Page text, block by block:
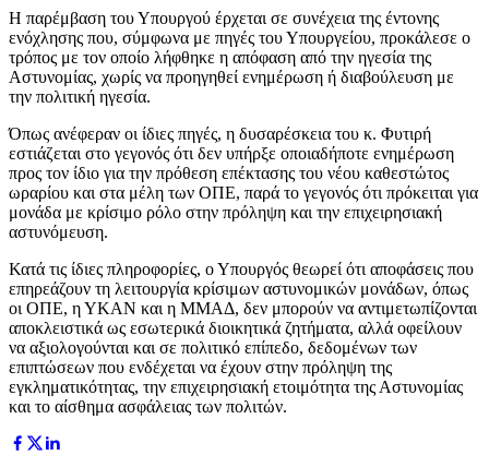
Η παρέμβαση του Υπουργού έρχεται σε συνέχεια της έντονης
ενόχλησης που, σύμφωνα με πηγές του Υπουργείου, προκάλεσε ο
τρόπος με τον οποίο λήφθηκε η απόφαση από την ηγεσία της
Αστυνομίας, χωρίς να προηγηθεί ενημέρωση ή διαβούλευση με
την πολιτική ηγεσία.
Όπως ανέφεραν οι ίδιες πηγές, η δυσαρέσκεια του κ. Φυτιρή
εστιάζεται στο γεγονός ότι δεν υπήρξε οποιαδήποτε ενημέρωση
προς τον ίδιο για την πρόθεση επέκτασης του νέου καθεστώτος
ωραρίου και στα μέλη των ΟΠΕ, παρά το γεγονός ότι πρόκειται για
μονάδα με κρίσιμο ρόλο στην πρόληψη και την επιχειρησιακή
αστυνόμευση.
Κατά τις ίδιες πληροφορίες, ο Υπουργός θεωρεί ότι αποφάσεις που
επηρεάζουν τη λειτουργία κρίσιμων αστυνομικών μονάδων, όπως
οι ΟΠΕ, η ΥΚΑΝ και η ΜΜΑΔ, δεν μπορούν να αντιμετωπίζονται
αποκλειστικά ως εσωτερικά διοικητικά ζητήματα, αλλά οφείλουν
να αξιολογούνται και σε πολιτικό επίπεδο, δεδομένων των
επιπτώσεων που ενδέχεται να έχουν στην πρόληψη της
εγκληματικότητας, την επιχειρησιακή ετοιμότητα της Αστυνομίας
και το αίσθημα ασφάλειας των πολιτών.